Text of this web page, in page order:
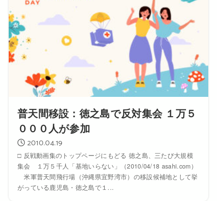
普天間移設：徳之島で反対集会 １万５
０００人が参加
2010.04.19
□ 反戦動画集のトップページにもどる 徳之島、三たび大規模
集会 １万５千人「基地いらない」（2010/04/18 asahi.com）
米軍普天間飛行場（沖縄県宜野湾市）の移設候補地として挙
がっている鹿児島・徳之島で１...